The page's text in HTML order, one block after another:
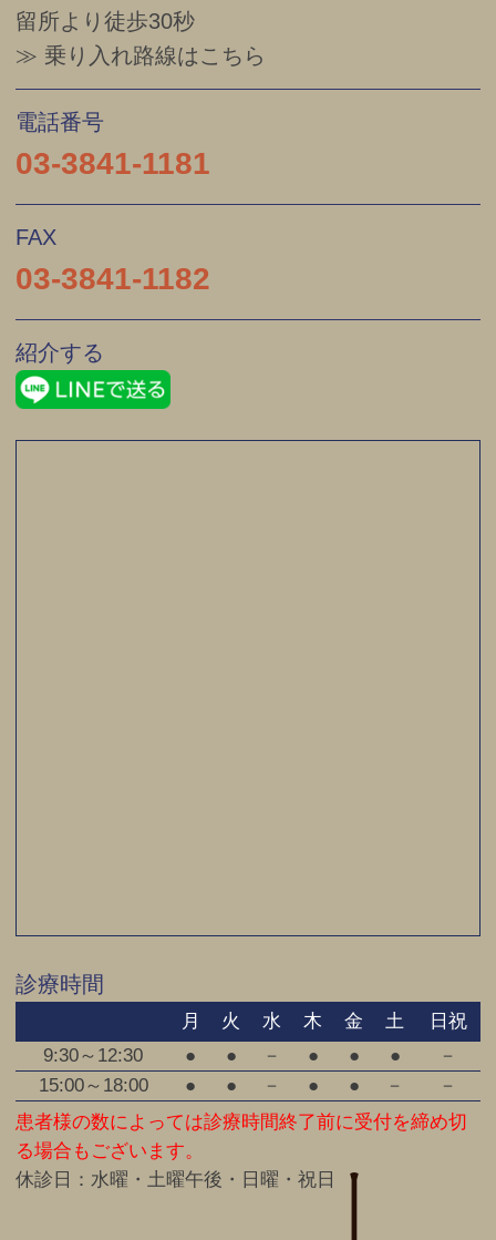
留所より徒歩30秒
≫ 乗り入れ路線はこちら
電話番号
03-3841-1181
FAX
03-3841-1182
紹介する
診療時間
患者様の数によっては診療時間終了前に受付を締め切
る場合もございます。
休診日：水曜・土曜午後・日曜・祝日
月 火 水 木 金 土
日祝
9:30～12:30
● ● － ● ● ●
－
15:00～18:00
● ● － ● ● － －